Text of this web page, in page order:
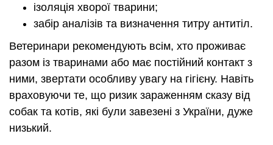
ізоляція хворої тварини;
забір аналізів та визначення титру антитіл.
Ветеринари рекомендують всім, хто проживає
разом із тваринами або має постійний контакт з
ними, звертати особливу увагу на гігієну. Навіть
враховуючи те, що ризик зараженням сказу від
собак та котів, які були завезені з України, дуже
низький.